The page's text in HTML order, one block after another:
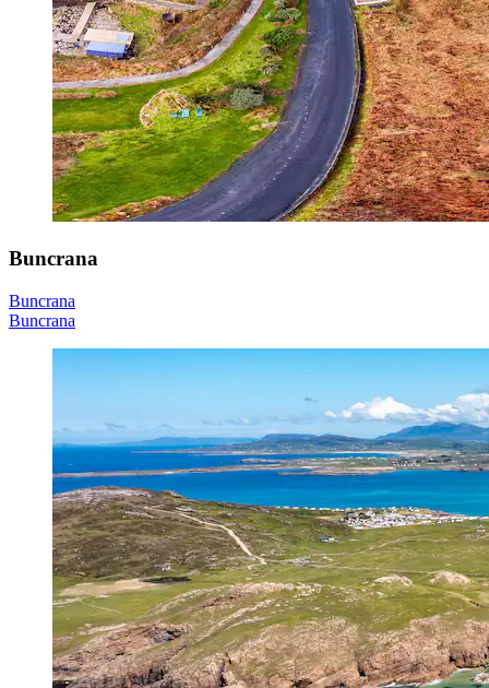
Buncrana
Buncrana
Buncrana